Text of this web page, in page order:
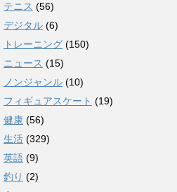
テニス (56)
デジタル (6)
トレーニング (150)
ニュース (15)
ノンジャンル (10)
フィギュアスケート (19)
健康 (56)
生活 (329)
英語 (9)
釣り (2)